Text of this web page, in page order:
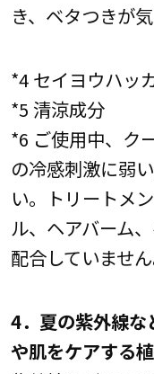
き、ベタつきが
*4 セイヨウハッ
*5 清涼成分
*6 ご使用中、ク
の冷感刺激に弱
い。トリートメ
ル、ヘアバーム
配合していません
4．夏の紫外線な
や肌をケアする